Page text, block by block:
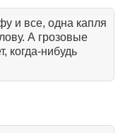
и все, одна капля
А грозовые
когда-нибудь